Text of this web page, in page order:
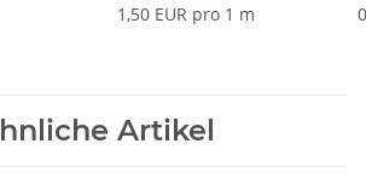
1,50 EUR pro 1 m
Artikel